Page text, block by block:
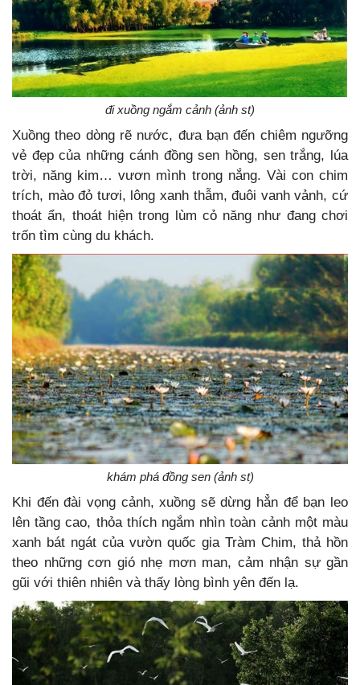
đi xuồng ngắm cảnh (ảnh st)
Xuồng theo dòng rẽ nước, đưa bạn đến chiêm ngưỡng
vẻ đẹp của những cánh đồng sen hồng, sen trắng, lúa
trời, năng kim… vươn mình trong nắng. Vài con chim
trích, mào đỏ tươi, lông xanh thẫm, đuôi vanh vảnh, cứ
thoát ẩn, thoát hiện trong lùm cỏ năng như đang chơi
trốn tìm cùng du khách.
khám phá đồng sen (ảnh st)
Khi đến đài vọng cảnh, xuồng sẽ dừng hẳn để bạn leo
lên tầng cao, thỏa thích ngắm nhìn toàn cảnh một màu
xanh bát ngát của vườn quốc gia Tràm Chim, thả hồn
theo những cơn gió nhẹ mơn man, cảm nhận sự gần
gũi với thiên nhiên và thấy lòng bình yên đến lạ.